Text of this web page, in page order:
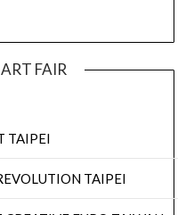
FAIR
TAIPEI
TAIPEI